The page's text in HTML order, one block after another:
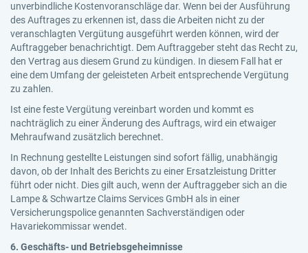
unverbindliche Kostenvoranschläge dar. Wenn bei der Ausführung
des Auftrages zu erkennen ist, dass die Arbeiten nicht zu der
veranschlagten Vergütung ausgeführt werden können, wird der
Auftraggeber benachrichtigt. Dem Auftraggeber steht das Recht zu,
den Vertrag aus diesem Grund zu kündigen. In diesem Fall hat er
eine dem Umfang der geleisteten Arbeit entsprechende Vergütung
zu zahlen.
Ist eine feste Vergütung vereinbart worden und kommt es
nachträglich zu einer Änderung des Auftrags, wird ein etwaiger
Mehraufwand zusätzlich berechnet.
In Rechnung gestellte Leistungen sind sofort fällig, unabhängig
davon, ob der Inhalt des Berichts zu einer Ersatzleistung Dritter
führt oder nicht. Dies gilt auch, wenn der Auftraggeber sich an die
Lampe & Schwartze Claims Services GmbH als in einer
Versicherungspolice genannten Sachverständigen oder
Havariekommissar wendet.
6. Geschäfts- und Betriebsgeheimnisse